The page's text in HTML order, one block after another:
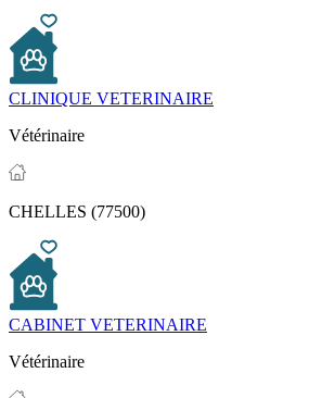
CLINIQUE VETERINAIRE
Vétérinaire
CHELLES (77500)
CABINET VETERINAIRE
Vétérinaire